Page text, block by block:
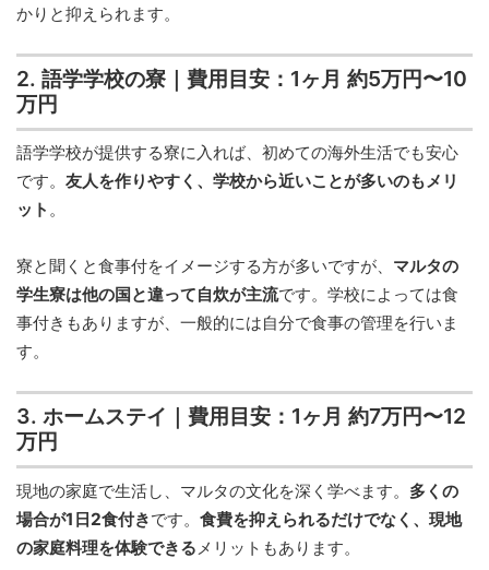
かりと抑えられます。
2. 語学学校の寮｜費用目安：1ヶ月 約5万円〜10
万円
語学学校が提供する寮に入れば、初めての海外生活でも安心
です。 友人を作りやすく、学校から近いことが多いのもメリ
ット 。
寮と聞くと食事付をイメージする方が多いですが、 マルタの
学生寮は他の国と違って自炊が主流です。学校によっては食
事付きもありますが、一般的には自分で食事の管理を行いま
す。
3. ホームステイ｜費用目安：1ヶ月 約7万円〜12
万円
現地の家庭で生活し、マルタの文化を深く学べます。 多くの
場合が1日2食付きです。 食費を抑えられるだけでなく、現地
の家庭料理を体験できる メリットもあります。